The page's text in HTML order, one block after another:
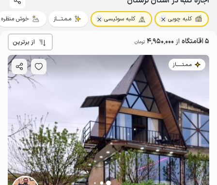
کلبه چوبی کلبه سوئیسی مـمـتــــاز خوش منظره
5 اقامتگاه از 4٬950٬000 تومان از برترین
مـمـتــــــاز